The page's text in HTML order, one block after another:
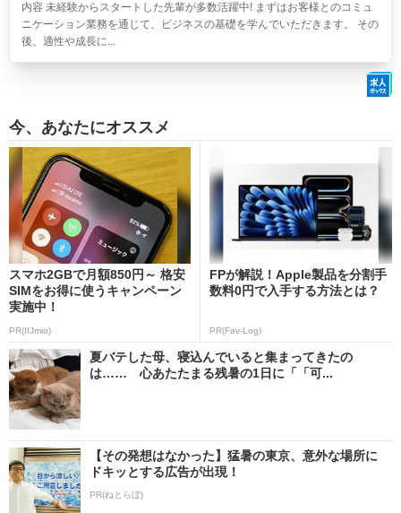
内容 未経験からスタートした先輩が多数活躍中! まずはお客様とのコミュ
ニケーション業務を通じて、ビジネスの基礎を学んでいただきます。 その
後、適性や成長に...
今、あなたにオススメ
スマホ2GBで月額850円～ 格安
SIMをお得に使うキャンペーン
実施中！
PR(IIJmio)
FPが解説！Apple製品を分割手
数料0円で入手する方法とは？
PR(Fav-Log)
夏バテした母、寝込んでいると集まってきたの
は…… 心あたたまる残暑の1日に「「可...
【その発想はなかった】猛暑の東京、意外な場所に
ドキッとする広告が出現！
PR(ねとらぼ)